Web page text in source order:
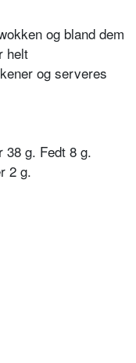
og bland dem
helt
og serveres
38 g. Fedt 8 g.
2 g.